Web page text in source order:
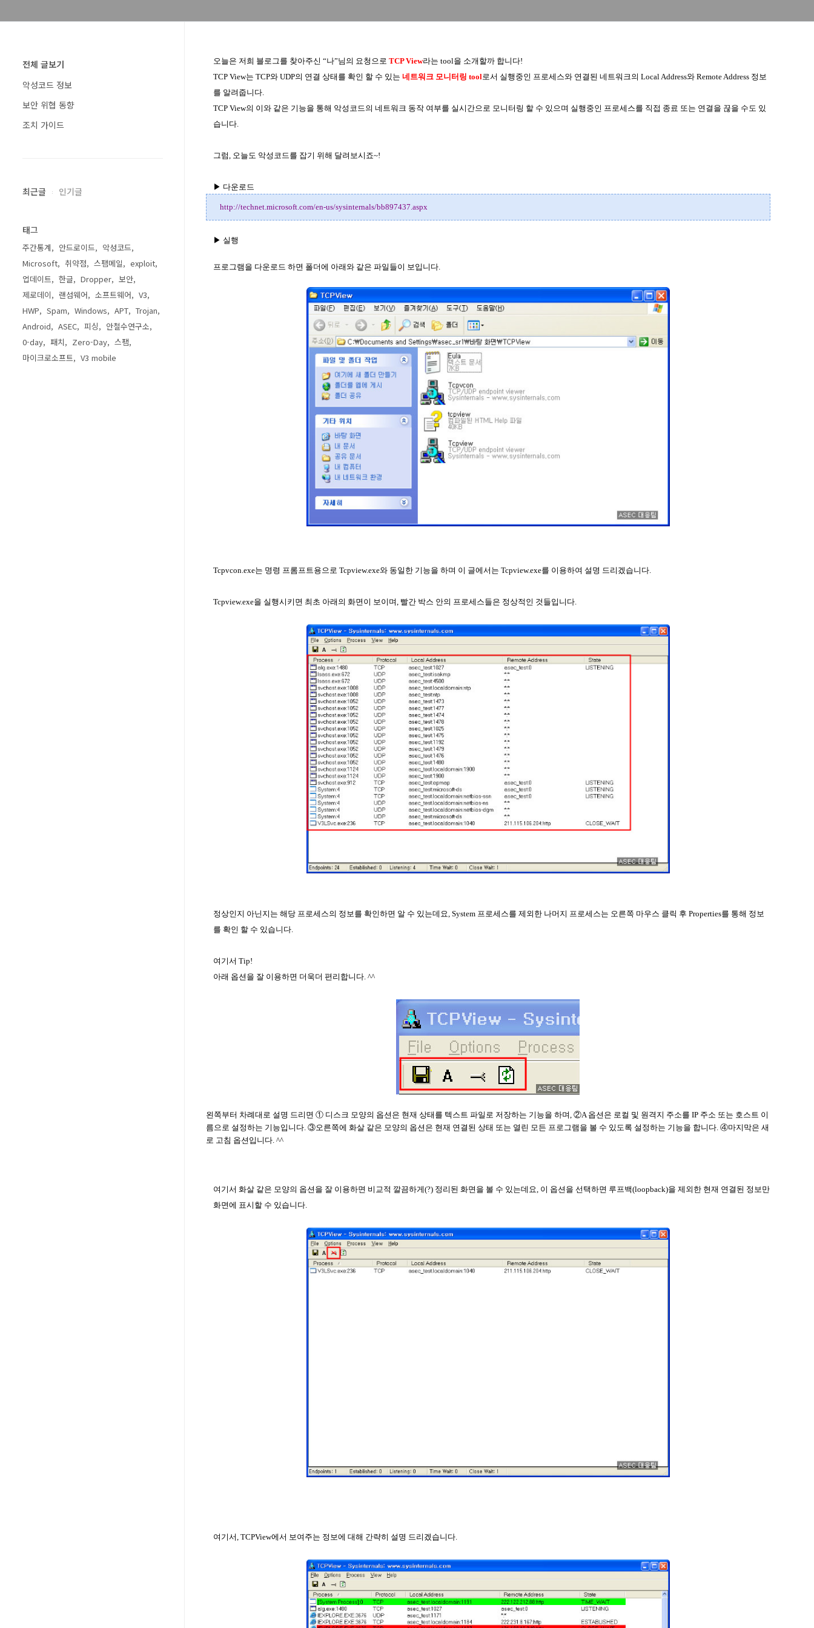
오늘은 저희 블로그를 찾아주신 “나”님의 요청으로 TCP View라는 tool을 소개할까 합니다!
TCP View는 TCP와UDP의 연결 상태를 확인 할 수 있는 네트워크 모니터링 tool로서 실행중인 프로세스와 연결된 네트워크의 Local Address와Remote Address 정보
를 알려줍니다.
TCP View의 이와 같은 기능을 통해 악성코드의 네트워크 동작 여부를 실시간으로 모니터링 할 수 있으며 실행중인 프로세스를 직접 종료 또는 연결을 끊을 수도 있
습니다.
그럼, 오늘도 악성코드를 잡기 위해 달려보시죠~!
▶ 다운로드
http://technet.microsoft.com/en-us/sysinternals/bb897437.aspx
▶ 실행
프로그램을 다운로드 하면 폴더에 아래와 같은 파일들이 보입니다.
Tcpvcon.exe는 명령 프롬프트용으로 Tcpview.exe와 동일한 기능을 하며 이 글에서는 Tcpview.exe를 이용하여 설명 드리겠습니다.
Tcpview.exe을 실행시키면 최초 아래의 화면이 보이며 빨간 박스 안의 프로세스들은 정상적인 것들입니다.
정상인지 아닌지는 해당 프로세스의 정보를 확인하면 알 수 있는데요, System 프로세스를 제외한 나머지 프로세스는 오른쪽 마우스 클릭 후 Properties를 통해 정보
를 확인 할 수 있습니다.
여기서 Tip!
아래 옵션을 잘 이용하면 더욱더 편리합니다. ^^
왼쪽부터 차례대로 설명 드리면 ① 디스크 모양의 옵션은 현재 상태를 텍스트 파일로 저장하는 기능을 하며, ②A옵션은 로컬 및 원격지 주소를 IP 주소 또는 호스트 이
름으로 설정하는 기능입니다. ③오른쪽에 화살 같은 모양의 옵션은 현재 연결된 상태 또는 열린 모든 프로그램을 볼 수 있도록 설정하는 기능을 합니다. ④마지막은 새
로 고침 옵션입니다. ^^
여기서 화살 같은 모양의 옵션을 잘 이용하면 비교적 깔끔하게(?) 정리된 화면을 볼 수 있는데요, 이 옵션을 선택하면 루프백(loopback)을 제외한 현재 연결된 정보만
화면에 표시할 수 있습니다.
여기서 , TCPView에서 보여주는 정보에 대해 간략히 설명 드리겠습니다.
전체 글보기
악성코드 정보
보안 위협 동향
조치 가이드
최근글 인기글
태그
주간통계 안드로이드
악성코드
Microsoft
취약점 스팸메일
exploit
업데이트
한글 Dropper
보안
제로데이
랜섬웨어 소프트웨어
V3
HWP
Spam Windows APT
Trojan
Android
ASEC 피싱
안철수연구소
0-day
패치 Zero-Day
스팸
마이크로소프트
V3 mobile